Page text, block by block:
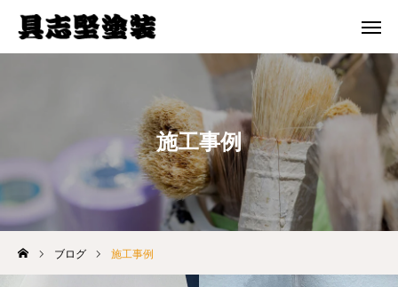
施工事例
ブログ 施工事例
電話 問合せ
選ばれる理由
料金プラン
施工事例